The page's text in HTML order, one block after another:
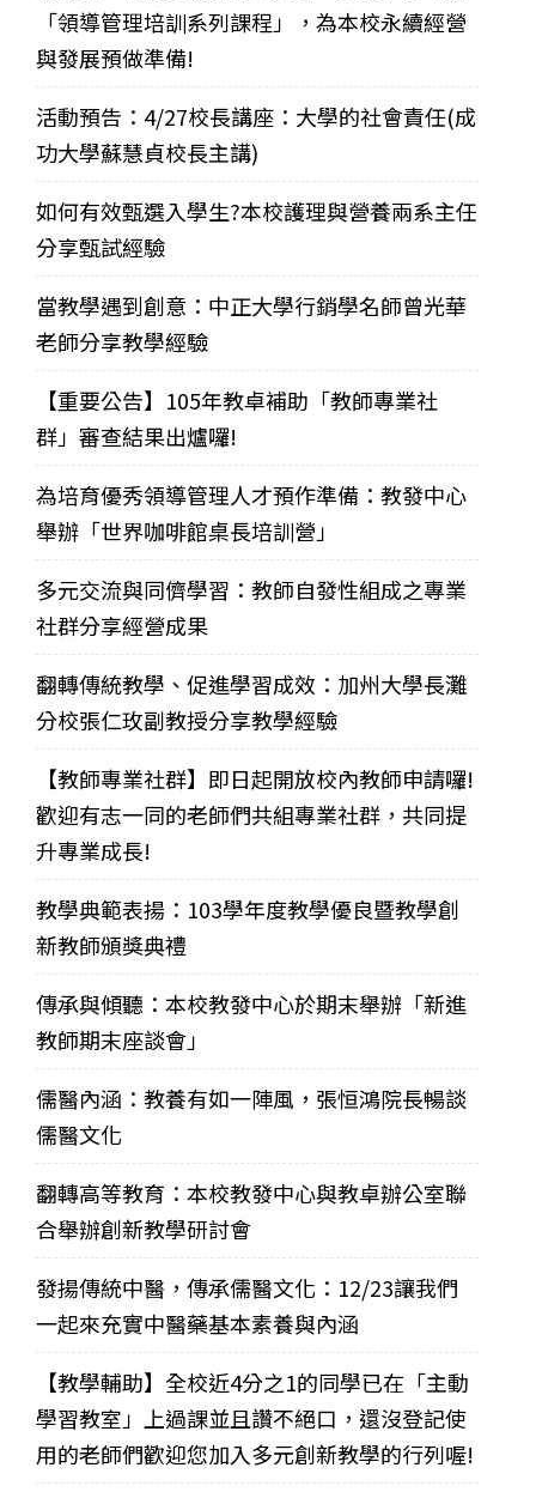
「領導管理培訓系列課程」，為本校永續經營
與發展預做準備!
活動預告：4/27校長講座：大學的社會責任(成
功大學蘇慧貞校長主講)
如何有效甄選入學生?本校護理與營養兩系主任
分享甄試經驗
當教學遇到創意：中正大學行銷學名師曾光華
老師分享教學經驗
【重要公告】105年教卓補助「教師專業社
群」審查結果出爐囉!
為培育優秀領導管理人才預作準備：教發中心
舉辦「世界咖啡館桌長培訓營」
多元交流與同儕學習：教師自發性組成之專業
社群分享經營成果
翻轉傳統教學、促進學習成效：加州大學長灘
分校張仁玫副教授分享教學經驗
【教師專業社群】即日起開放校內教師申請囉!
歡迎有志一同的老師們共組專業社群，共同提
升專業成長!
教學典範表揚：103學年度教學優良暨教學創
新教師頒獎典禮
傳承與傾聽：本校教發中心於期末舉辦「新進
教師期末座談會」
儒醫內涵：教養有如一陣風，張恒鴻院長暢談
儒醫文化
翻轉高等教育：本校教發中心與教卓辦公室聯
合舉辦創新教學研討會
發揚傳統中醫，傳承儒醫文化：12/23讓我們
一起來充實中醫藥基本素養與內涵
【教學輔助】全校近4分之1的同學已在「主動
學習教室」上過課並且讚不絕口，還沒登記使
用的老師們歡迎您加入多元創新教學的行列喔!